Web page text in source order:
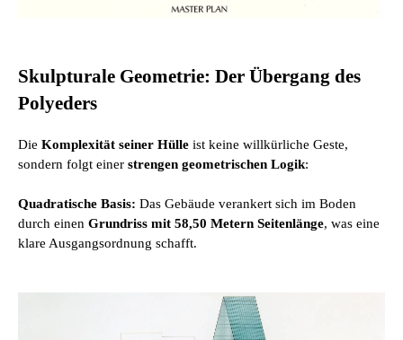
Skulpturale Geometrie: Der Übergang des
Polyeders
Die Komplexität seiner Hülle ist keine willkürliche Geste,
sondern folgt einer strengen geometrischen Logik:
Quadratische Basis: Das Gebäude verankert sich im Boden
durch einen Grundriss mit 58,50 Metern Seitenlänge, was eine
klare Ausgangsordnung schafft.